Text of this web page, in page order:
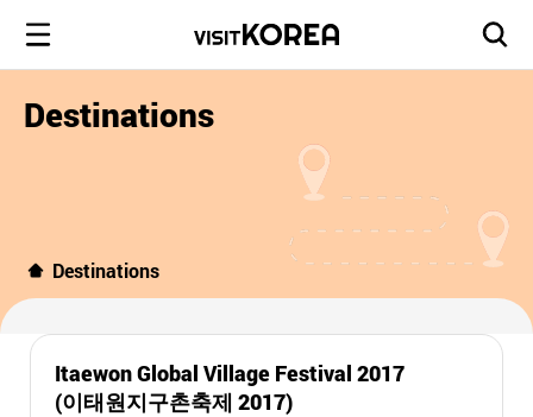
Destinations
Destinations
Itaewon Global Village Festival 2017
(이태원지구촌축제 2017)